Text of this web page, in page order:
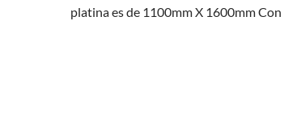
platina es de 1100mm X 1600mm